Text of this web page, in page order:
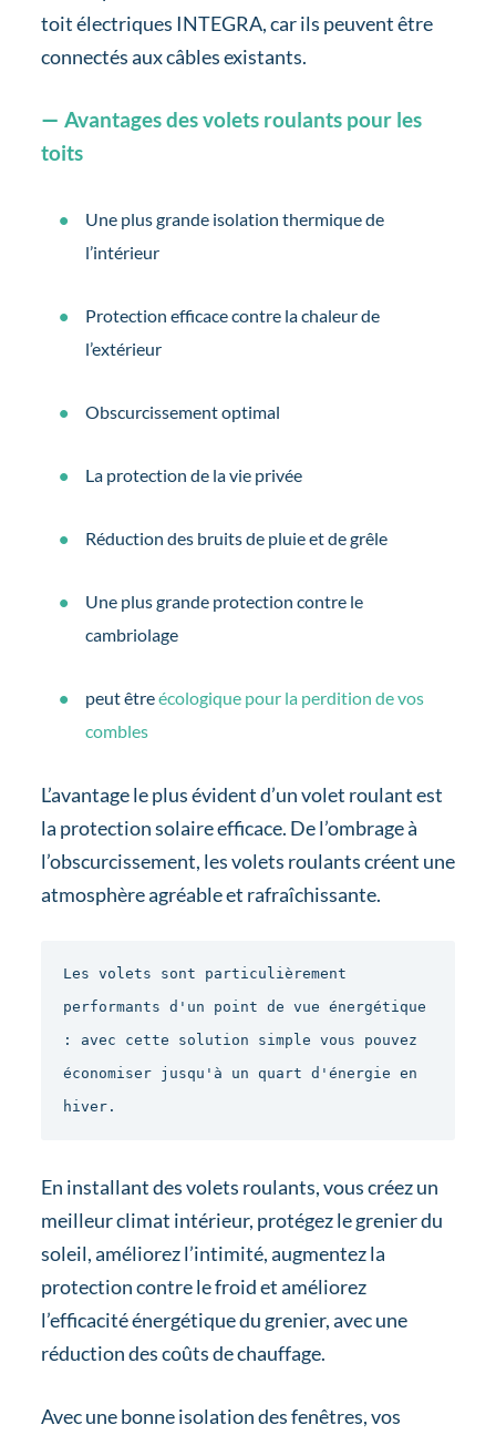
toit électriques INTEGRA, car ils peuvent être
connectés aux câbles existants.
Avantages des volets roulants pour les
toits
Une plus grande isolation thermique de
l’intérieur
Protection efficace contre la chaleur de
l’extérieur
Obscurcissement optimal
La protection de la vie privée
Réduction des bruits de pluie et de grêle
Une plus grande protection contre le
cambriolage
peut êtreécologique pour la perdition de vos
combles
L’avantage le plus évident d’un volet roulant est
la protection solaire efficace. De l’ombrage à
l’obscurcissement, les volets roulants créent une
atmosphère agréable et rafraîchissante.
Les volets sont particulièrement
performants d'un point de vue énergétique
: avec cette solution simple vous pouvez
économiser jusqu'à un quart d'énergie en
hiver.
En installant des volets roulants, vous créez un
meilleur climat intérieur, protégez le grenier du
soleil, améliorez l’intimité, augmentez la
protection contre le froid et améliorez
l’efficacité énergétique du grenier, avec une
réduction des coûts de chauffage.
Avec une bonne isolation des fenêtres, vos